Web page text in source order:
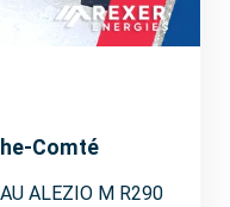
Comté
ALEZIO M R290